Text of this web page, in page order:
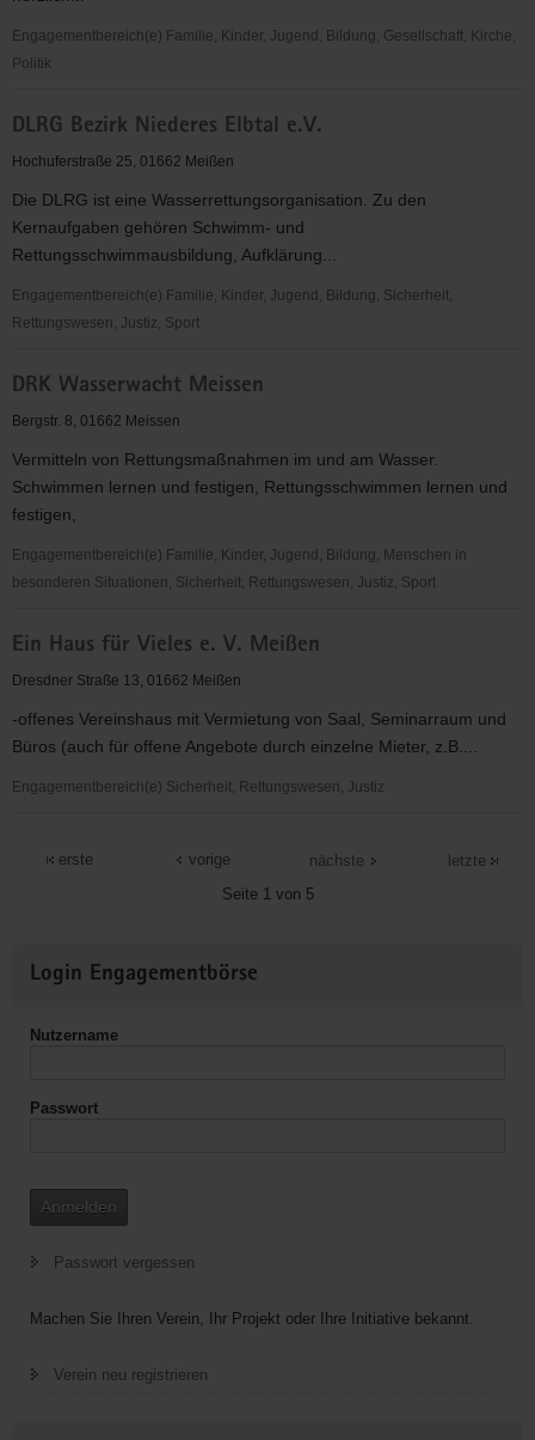
Engagementbereich(e) Familie, Kinder, Jugend, Bildung, Gesellschaft, Kirche,
Politik
Over
Club
DLRG Bezirk Niederes Elbtal e.V.
Hochuferstraße 25, 01662 Meißen
Die DLRG ist eine Wasserrettungsorganisation. Zu den
Kernaufgaben gehören Schwimm- und
Rettungsschwimmausbildung, Aufklärung...
Engagementbereich(e) Familie, Kinder, Jugend, Bildung, Sicherheit,
Rettungswesen, Justiz, Sport
Bezirk
Niederes
e.V.
DRK Wasserwacht Meissen
Bergstr. 8, 01662 Meissen
Vermitteln von Rettungsmaßnahmen im und am Wasser.
Schwimmen lernen und festigen, Rettungsschwimmen lernen und
festigen,
Engagementbereich(e) Familie, Kinder, Jugend, Bildung, Menschen in
besonderen Situationen, Sicherheit, Rettungswesen, Justiz, Sport
Wasserwacht
Meissen
Ein Haus für Vieles e. V. Meißen
Dresdner Straße 13, 01662 Meißen
-offenes Vereinshaus mit Vermietung von Saal, Seminarraum und
Büros (auch für offene Angebote durch einzelne Mieter, z.B....
Engagementbereich(e) Sicherheit, Rettungswesen, Justiz
Meißen
erste
vorige
Seite 1 von 5
nächste letzte
Informationen
Login Engagementbörse
Nutzername
Passwort
Anmelden
Passwort vergessen
Machen Sie Ihren Verein, Ihr Projekt oder Ihre Initiative bekannt.
Verein neu registrieren